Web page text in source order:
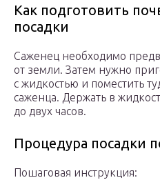
Как подготовить
посадки
Саженец необходимо
от земли. Затем нужно
с жидкостью и поместить
саженца. Держать в
до двух часов.
Процедура посадки
Пошаговая инструкция: